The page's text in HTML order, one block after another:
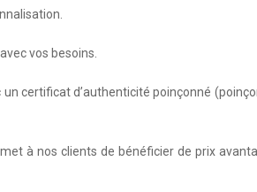
vos besoins.
certificat d’authenticité poinçonné
à nos clients de bénéficier de prix